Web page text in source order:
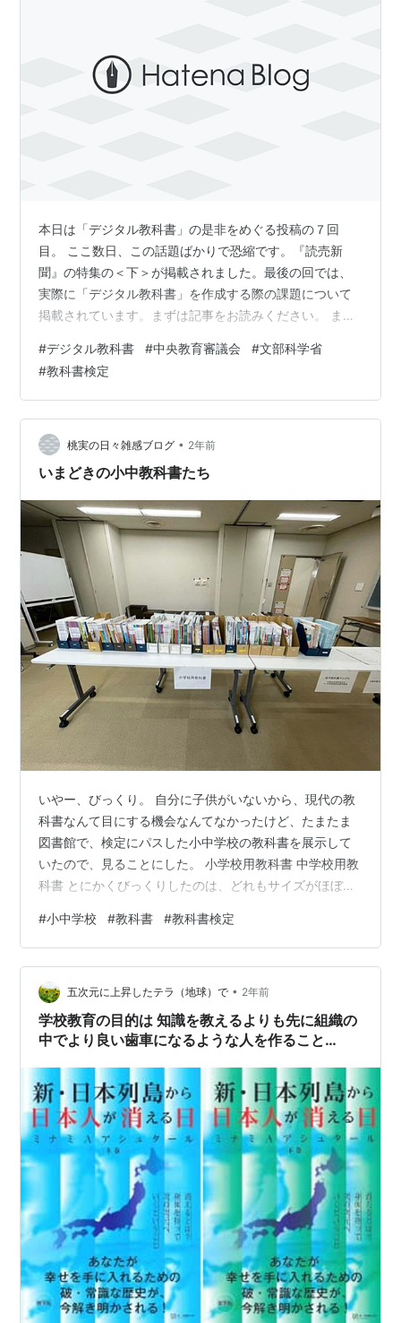
本日は「デジタル教科書」の是非をめぐる投稿の７回
目。 ここ数日、この話題ばかりで恐縮です。『読売新
聞』の特集の＜下＞が掲載されました。最後の回では、
実際に「デジタル教科書」を作成する際の課題について
掲載されています。まずは記事をお読みください。 ま
議会作業部会での「国語の教科書の『横書き』もいいん
じゃね（失礼）」の発言です。実は、日本語、アルファ
ベットの縦書き、横書きについては理由があり、縦に読
むと「横の線」が比較的多い日本語は瞬間的に「目に留
まり早く読める」、英語はその逆であるから、日本語は
「縦」、アルファベットは「横」となっているんだ、と
#デジタル教科書 #中央教育審議会 #文部科学省
#教科書検定
桃実の日々雑感ブログ • 2年前
いまどきの小中教科書たち
いやー、びっくり。 自分に子供がいないから、現代の教
科書なんて目にする機会なんてなかったけど、たまたま
図書館で、検定にパスした小中学校の教科書を展示して
いたので、見ることにした。 小学校用教科書 中学校用教
科書 とにかくびっくりしたのは、どれもサイズがほぼ
今の子供たちは、こんな重たい教科書を何冊も持ち歩い
ているんだ。私のころはほぼA5サイズだったんじゃない
かな。 中を開いてみたら、どのページも完ぺきなカラ
ー。ほぼ白黒だった私の学校時代とはエラい違いであ
る。 カラーページということは、印刷用紙もつるつる
だ。これでは鉛筆で落書きなんかもできにく…
#小中学校 #教科書 #教科書検定
五次元に上昇したテラ（地球）で • 2年前
学校教育の目的は 知識を教えるよりも先に組織の
中でより良い歯車になるような人を作ること